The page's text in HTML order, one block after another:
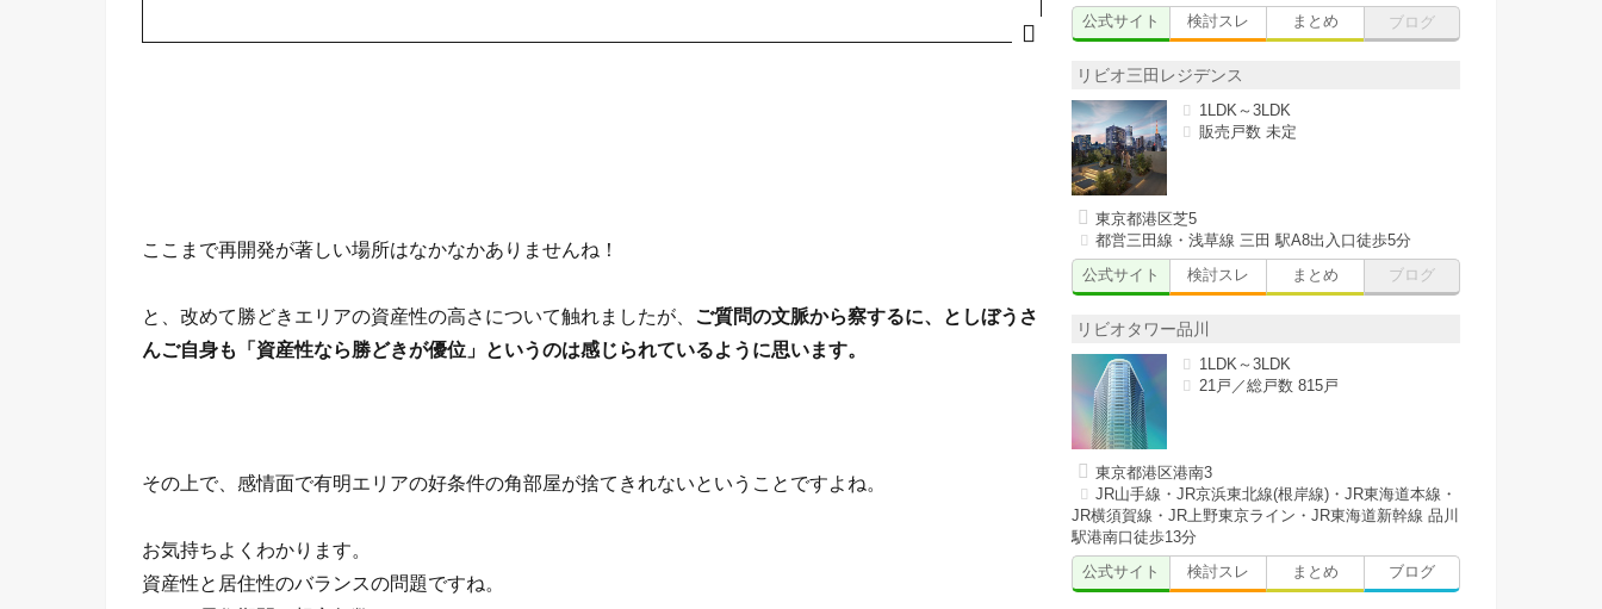
ここまで再開発が著しい場所はなかなかありませんね！
と、改めて勝どきエリアの資産性の高さについて触れましたが、 ご質問の文脈から察するに、としぼうさ
んご自身も「資産性なら勝どきが優位」というのは感じられているように思います。
その上で、感情面で有明エリアの好条件の角部屋が捨てきれないということですよね。
お気持ちよくわかります。
資産性と居住性のバランスの問題ですね。
公式サイト
検討スレ まとめ ブログ
リビオ三田レジデンス
1LDK～3LDK
販売戸数 未定
東京都港区芝5
都営三田線・浅草線 三田 駅A8出入口徒歩5分
公式サイト
検討スレ まとめ ブログ
リビオタワー品川
1LDK～3LDK
21戸／総戸数 815戸
東京都港区港南3
JR山手線・JR京浜東北線(根岸線)・JR東海道本線・
JR横須賀線・JR上野東京ライン・JR東海道新幹線 品川
駅港南口徒歩13分
公式サイト
検討スレ まとめ ブログ